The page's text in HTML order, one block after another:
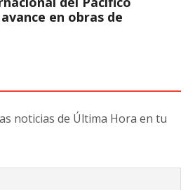
en obras de
noticias de Última Hora en tu